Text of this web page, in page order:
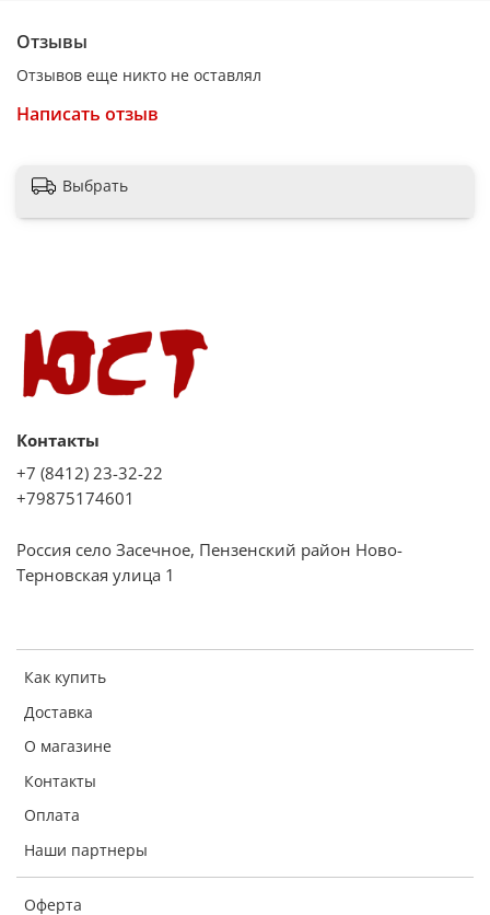
Конструкция тары платформа
Съемная платформа нет
Материал платформы стекло
Размеры (ШxГxВ) 150x200x4 мм
Комплектация
Отзывы
Отзывов еще никто не оставлял
Написать отзыв
Выбрать
Как купить
Доставка
О магазине
Контакты
Оплата
Наши партнеры
Оферта
Контакты
+7 (8412) 23-32-22
+79875174601
Россия село Засечное, Пензенский район Ново-
Терновская улица 1